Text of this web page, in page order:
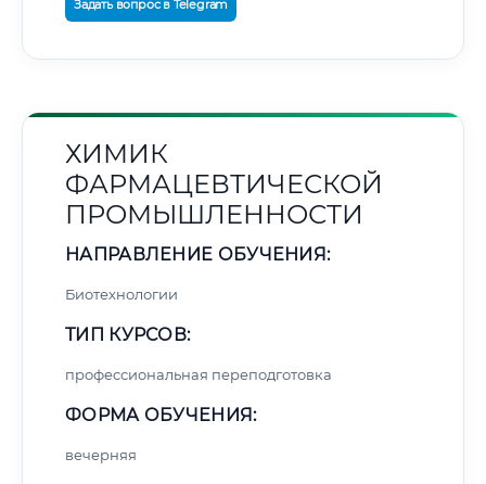
Задать вопрос в Telegram
ХИМИК
ФАРМАЦЕВТИЧЕСКОЙ
ПРОМЫШЛЕННОСТИ
НАПРАВЛЕНИЕ ОБУЧЕНИЯ:
Биотехнологии
ТИП КУРСОВ:
профессиональная переподготовка
ФОРМА ОБУЧЕНИЯ:
вечерняя